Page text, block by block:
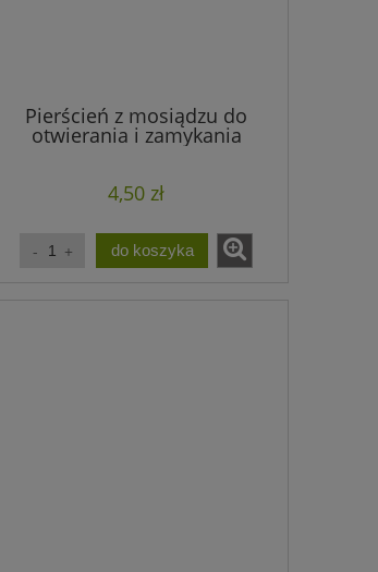
Pierścień z mosiądzu do
otwierania i zamykania
ogniwek (1szt.)
4,50 zł
do koszyka